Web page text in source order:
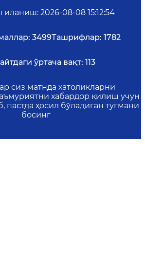
: 2026-08-08 15:12:54
3499Ташрифлар: 1782
ўртача вақт: 113
сиз матнда хатоликларни
хабардор қилиш учун
пастда ҳосил бўладиган тугмани
босинг